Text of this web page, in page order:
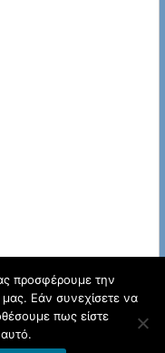
προσφέρουμε την
μας. Εάν συνεχίσετε να
πως είστε